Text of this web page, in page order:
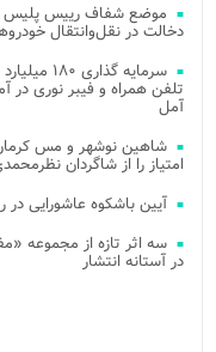
موضع شفاف رییس پلیس
دخالت در نقل‌وانتقال
سرمایه
آمل
شاهین نوشهر و مس
امتیاز را از شاگردان
آیین باشکوه عاشورایی
سه اثر تازه از مجموعه
در آستانه انتشار